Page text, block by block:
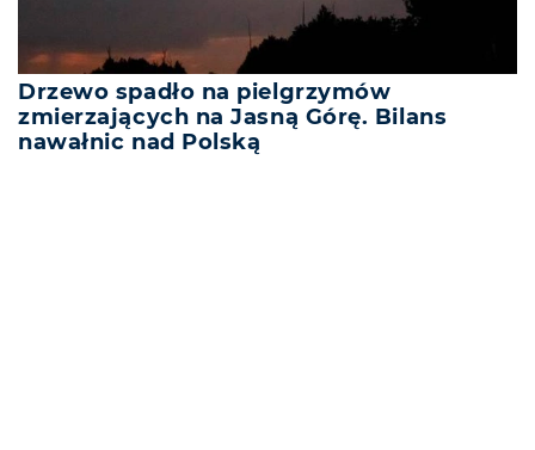
Drzewo spadło na pielgrzymów
zmierzających na Jasną Górę. Bilans
nawałnic nad Polską